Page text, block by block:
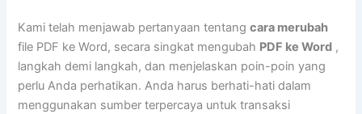
Kami telah menjawab pertanyaan tentangcara merubah
file PDF ke Word, secara singkat mengubah PDF ke Word ,
langkah demi langkah, dan menjelaskan poin-poin yang
perlu Anda perhatikan. Anda harus berhati-hati dalam
menggunakan sumber terpercaya untuk transaksi